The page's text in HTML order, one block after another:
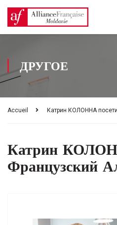
ДРУГОЕ
Accueil Катрин КОЛОННА
Катрин
Французский